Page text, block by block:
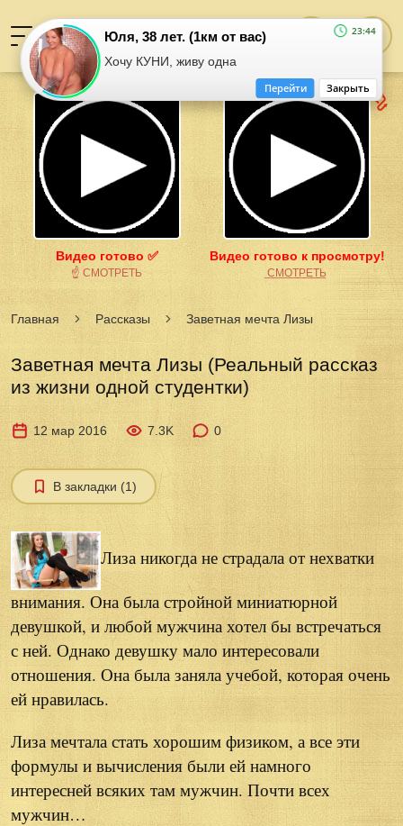
Видео готово ✅
☝ СМОТРЕТЬ
Видео готово к просмотру!
͟С͟М͟О͟Т͟Р͟Е͟Т͟Ь
Главная Рассказы Заветная мечта Лизы
Заветная мечта Лизы (Реальный рассказ
из жизни одной студентки)
12 мар 2016 7.3K 0
В закладки (1)
Лиза никогда не страдала от нехватки
внимания. Она была стройной миниатюрной
девушкой, и любой мужчина хотел бы встречаться
с ней. Однако девушку мало интересовали
отношения. Она была заняла учебой, которая очень
ей нравилась.
Лиза мечтала стать хорошим физиком, а все эти
формулы и вычисления были ей намного
интересней всяких там мужчин. Почти всех
мужчин…
Юля, 38 лет. (1км от вас)
Хочу КУНИ, живу одна
23:44
Закрыть
Перейти